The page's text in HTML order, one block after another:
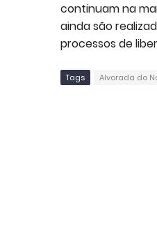
continuam na
ainda são
processos de
Tags Alvorada do